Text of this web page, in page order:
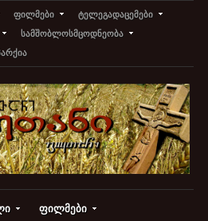
ფილმები
ტელეგადაცემები
სამშობლოსმცოდნეობა
ფილმები